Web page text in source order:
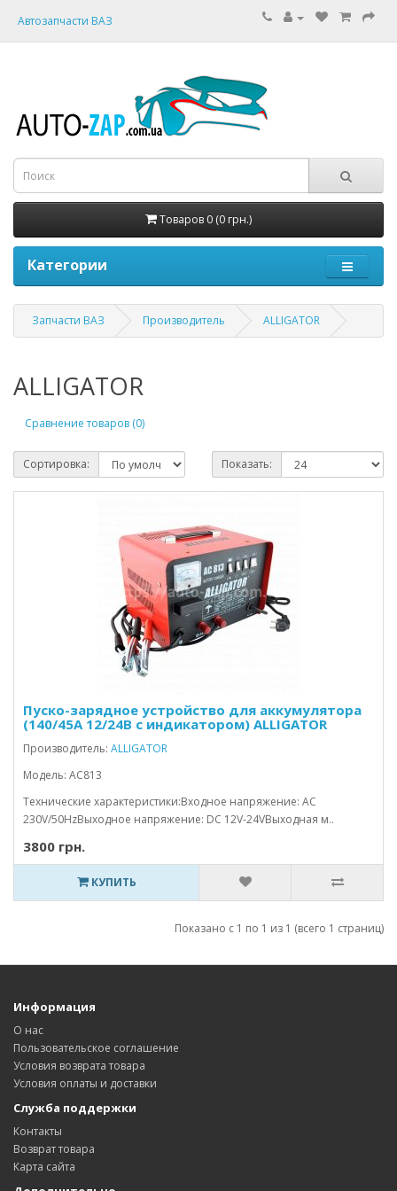
Автозапчасти ВАЗ
Товаров 0 (0 грн.)
Категории
Запчасти ВАЗ Производитель ALLIGATOR
ALLIGATOR
Сравнение товаров (0)
Сортировка: Показать:
Пуско-зарядное устройство для аккумулятора
(140/45А 12/24В с индикатором) ALLIGATOR
Производитель: ALLIGATOR
Модель: AC813
Технические характеристики:Входное напряжение: AC
230V/50HzВыходное напряжение: DC 12V-24VВыходная м..
3800 грн.
КУПИТЬ
Показано с 1 по 1 из 1 (всего 1 страниц)
Информация
О нас
Пользовательское соглашение
Условия возврата товара
Условия оплаты и доставки
Служба поддержки
Контакты
Возврат товара
Карта сайта